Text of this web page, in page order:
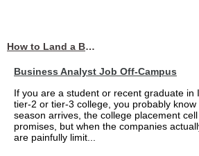
How to Land a Business Analyst Job Off-Campus When Your College Has Zero Tech Connections
Business Analyst Job Off-Campus
If you are a student or recent graduate in
tier-2 or tier-3 college, you probably
season arrives, the college placement
promises, but when the companies
are painfully limit...